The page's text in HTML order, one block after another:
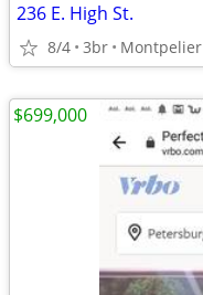
236 E. High St.
8/4 3br Montpelier
$699,000